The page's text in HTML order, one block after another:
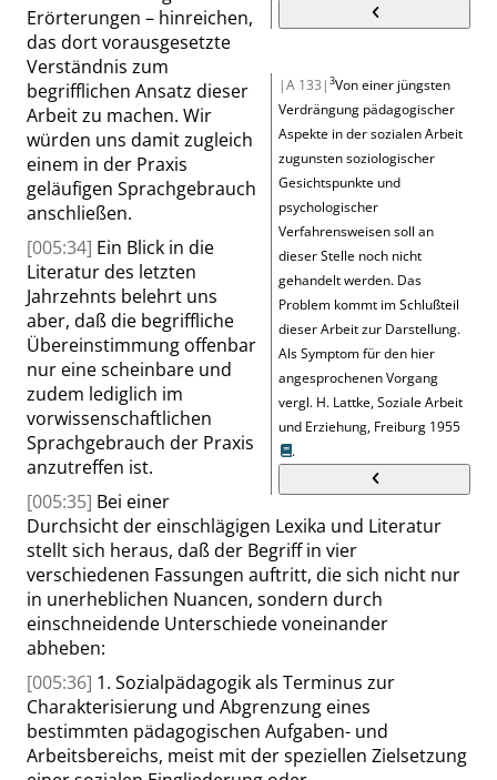
|A 133| 3Von einer jüngsten
Verdrängung pädagogischer
Aspekte in der sozialen Arbeit
zugunsten soziologischer
Gesichtspunkte und
psychologischer
Verfahrensweisen soll an
dieser Stelle noch nicht
gehandelt werden. Das
Problem kommt im Schlußteil
dieser Arbeit zur Darstellung.
Als Symptom für den hier
angesprochenen Vorgang
vergl. H. Lattke, Soziale Arbeit
und Erziehung, Freiburg 1955
.
Erörterungen – hinreichen,
das dort vorausgesetzte
Verständnis zum
begrifflichen Ansatz dieser
Arbeit zu machen. Wir
würden uns damit zugleich
einem in der Praxis
geläufigen Sprachgebrauch
anschließen.
[005:34] Ein Blick in die
Literatur des letzten
Jahrzehnts belehrt uns
aber, daß die begriffliche
Übereinstimmung offenbar
nur eine scheinbare und
zudem lediglich im
vorwissenschaftlichen
Sprachgebrauch der Praxis
anzutreffen ist.
[005:35] Bei einer
Durchsicht der einschlägigen Lexika und Literatur
stellt sich heraus, daß der Begriff in vier
verschiedenen Fassungen auftritt, die sich nicht nur
in unerheblichen Nuancen, sondern durch
einschneidende Unterschiede voneinander
abheben:
[005:36] 1. Sozialpädagogik als Terminus zur
Charakterisierung und Abgrenzung eines
bestimmten pädagogischen Aufgaben- und
Arbeitsbereichs, meist mit der speziellen Zielsetzung